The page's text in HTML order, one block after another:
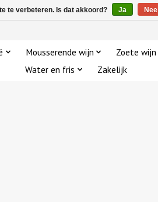
Mousserende wijn Zoete wijn
Water en fris
Zakelijk
te verbeteren. Is dat akkoord? Ja Nee